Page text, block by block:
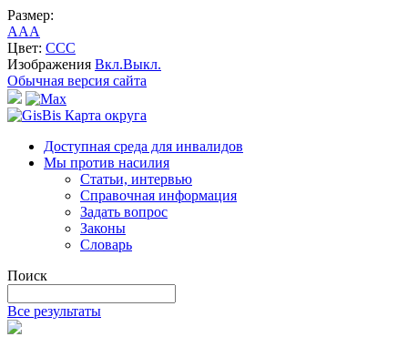
Размер:
AAA
Цвет: CCC
Изображения Вкл.Выкл.
Обычная версия сайта
Карта округа
Доступная среда для инвалидов
Мы против насилия
Статьи, интервью
Справочная информация
Задать вопрос
Законы
Словарь
Поиск
Все результаты